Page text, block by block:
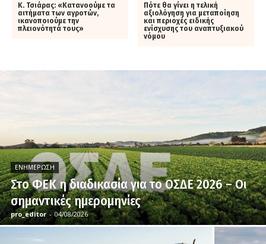
Κ. Τσιάρας: «Κατανοούμε τα
αιτήματα των αγροτών,
ικανοποιούμε την
πλειονότητά τους»
Πότε θα γίνει η τελική
αξιολόγηση για μεταποίηση
και περιοχές ειδικής
ενίσχυσης του αναπτυξιακού
νόμου
ΕΝΗΜΈΡΩΣΗ
Στο ΦΕΚ η διαδικασία για το ΟΣΔΕ 2026 – Οι
σημαντικές ημερομηνίες
pro_editor - 04/08/2026